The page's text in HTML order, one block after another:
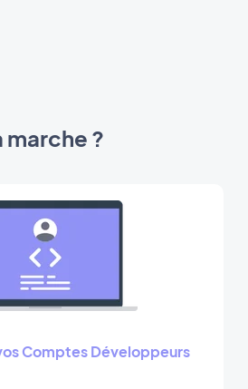
?
Comptes Développeurs